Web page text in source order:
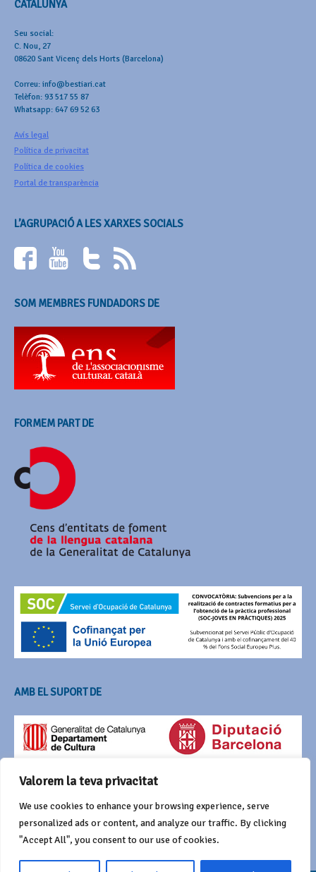
Valorem la teva privacitat
We use cookies to enhance your browsing experience, serve
personalized ads or content, and analyze our traffic. By clicking
"Accept All", you consent to our use of cookies.
CATALUNYA
Seu social:
C. Nou, 27
08620 Sant Vicenç dels Horts (Barcelona)
Correu: info@bestiari.cat
Telèfon: 93 517 55 87
Whatsapp: 647 69 52 63
Avís legal
Política de privacitat
Política de cookies
Portal de transparència
L’AGRUPACIÓ A LES XARXES SOCIALS
SOM MEMBRES FUNDADORS DE
FORMEM PART DE
AMB EL SUPORT DE